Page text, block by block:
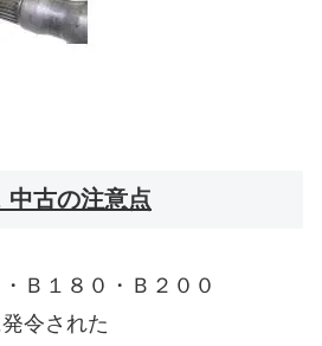
中古の注意点
Ｂ１８０・Ｂ２００
令された